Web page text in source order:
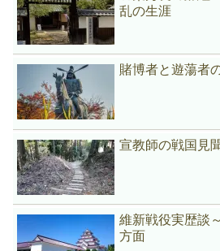
乱の生涯
賭博者と遊蕩者
宣教師の戦国見
維新戦役実歴談
方面